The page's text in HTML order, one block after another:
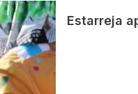
Estarreja